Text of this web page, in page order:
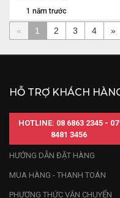
1 năm trước
« 1 2 3 4 »
HỖ TRỢ KHÁCH
HOTLINE: 08 6863 2345 - 07
8481 3456
HƯỚNG DẪN ĐẶT HÀNG
MUA HÀNG - THANH TOÁN
PHƯƠNG THỨC VẬN CHUYỂN